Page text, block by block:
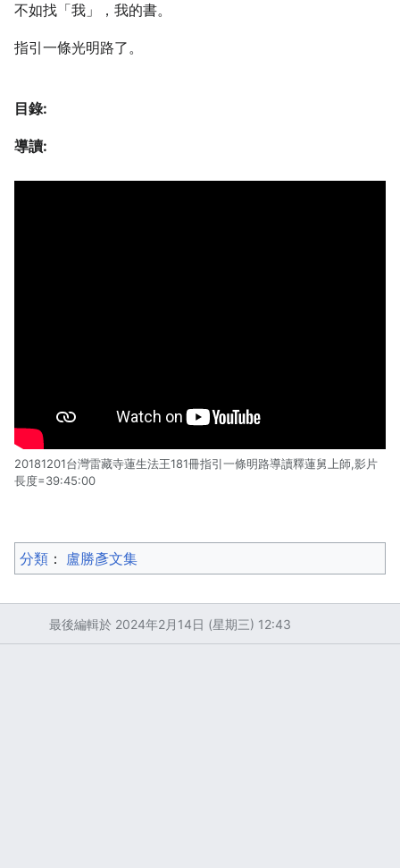
不如找「我」，我的書。
指引一條光明路了。
目錄:
導讀:
20181201台灣雷藏寺蓮生法王181冊指引一條明路導讀釋蓮舅上師,影片
長度=39:45:00
分類 ：​ 盧勝彥文集
最後編輯於 2024年2月14日 (星期三) 12:43